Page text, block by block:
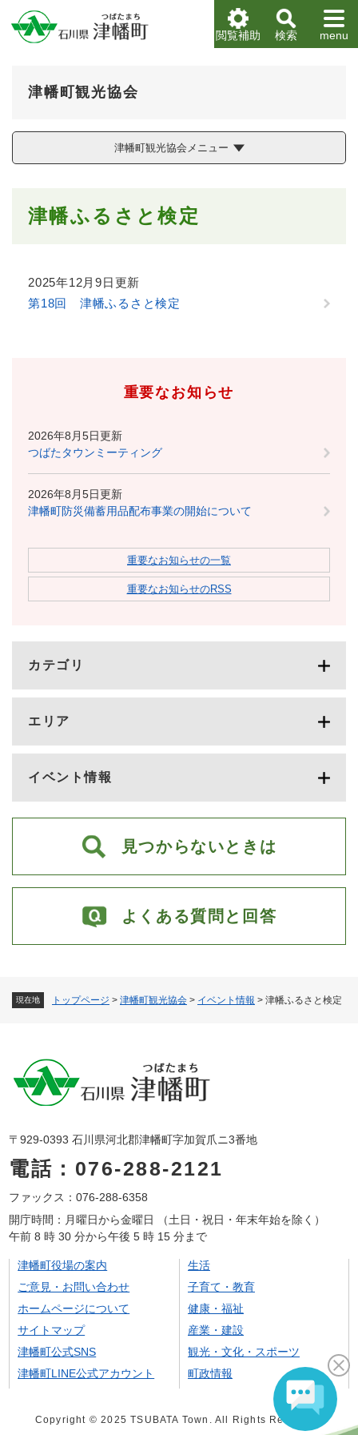
メニューを飛ばして本文へ
閲覧補助
検索 menu
現在地 トップページ > 津幡町観光協会 > イベント情報 > 津幡ふるさと検定
津幡町観光協会
津幡町観光協会メニュー
津幡ふるさと検定
2025年12月9日更新
第18回 津幡ふるさと検定
重要なお知らせ
2026年8月5日更新
つばたタウンミーティング
2026年8月5日更新
津幡町防災備蓄用品配布事業の開始について
重要なお知らせの一覧
重要なお知らせのRSS
カテゴリ
エリア
イベント情報
見つからないときは
よくある質問と回答
〒929-0393 石川県河北郡津幡町字加賀爪ニ3番地
電話：076-288-2121
ファックス：076-288-6358
開庁時間：月曜日から金曜日 （土日・祝日・年末年始を除く）
午前 8 時 30 分から午後 5 時 15 分まで
津幡町役場の案内
ご意見・お問い合わせ
ホームページについて
サイトマップ
津幡町公式SNS
津幡町LINE公式アカウント
生活
子育て・教育
健康・福祉
産業・建設
観光・文化・スポーツ
町政情報
Copyright © 2025 TSUBATA Town. All Rights Reserved.